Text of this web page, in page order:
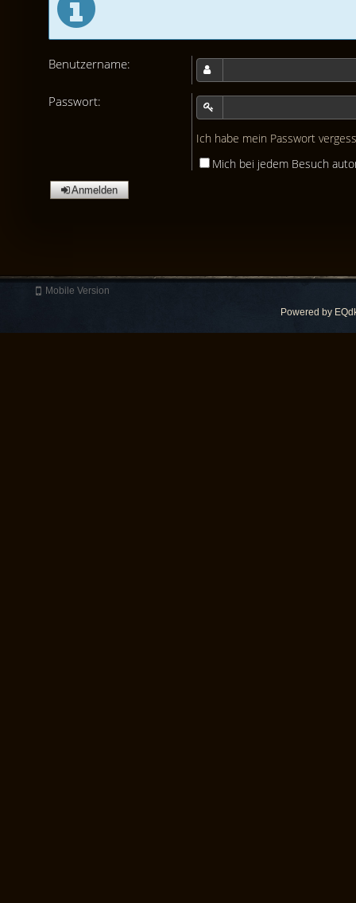
Benutzername:
Passwort:
Ich habe mein Passwort
Mich bei jedem Besuch
Anmelden
Mobile Version
Powered by